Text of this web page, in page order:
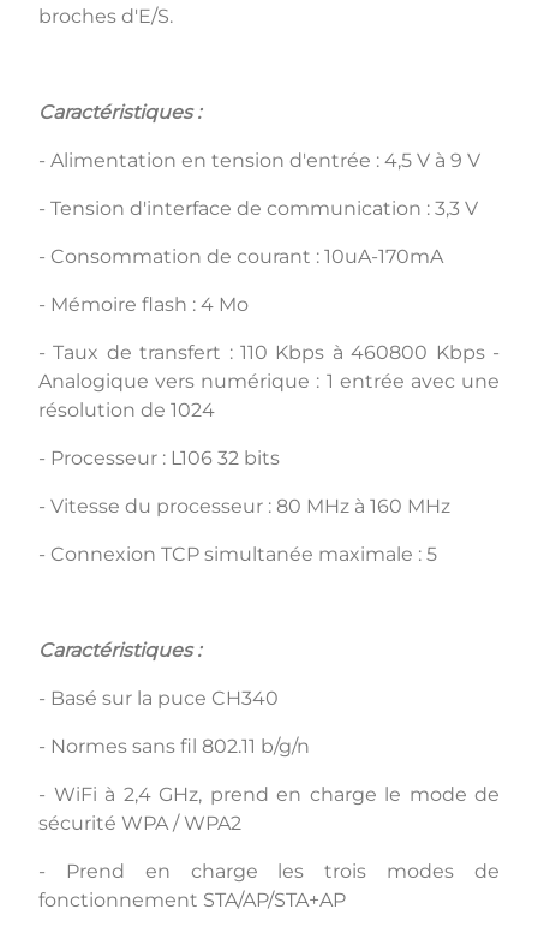
broches d'E/S.
Caractéristiques :
- Alimentation en tension d'entrée : 4,5 V à 9 V
- Tension d'interface de communication : 3,3 V
- Consommation de courant : 10uA-170mA
- Mémoire flash : 4 Mo
- Taux de transfert : 110 Kbps à 460800 Kbps -
Analogique vers numérique : 1 entrée avec une
résolution de 1024
- Processeur : L106 32 bits
- Vitesse du processeur : 80 MHz à 160 MHz
- Connexion TCP simultanée maximale : 5
Caractéristiques :
- Basé sur la puce CH340
- Normes sans fil 802.11 b/g/n
- WiFi à 2,4 GHz, prend en charge le mode de
sécurité WPA / WPA2
- Prend en charge les trois modes de
fonctionnement STA/AP/STA+AP